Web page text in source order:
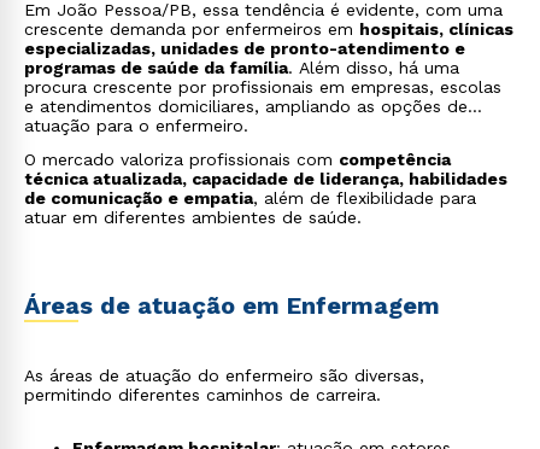
Em João Pessoa/PB, essa tendência é evidente, com uma
crescente demanda por enfermeiros em hospitais, clínicas
especializadas, unidades de pronto-atendimento e
programas de saúde da família. Além disso, há uma
procura crescente por profissionais em empresas, escolas
e atendimentos domiciliares, ampliando as opções de
atuação para o enfermeiro.
O mercado valoriza profissionais com competência
técnica atualizada, capacidade de liderança, habilidades
de comunicação e empatia, além de flexibilidade para
atuar em diferentes ambientes de saúde.
Áreas de atuação em Enfermagem
As áreas de atuação do enfermeiro são diversas,
permitindo diferentes caminhos de carreira.